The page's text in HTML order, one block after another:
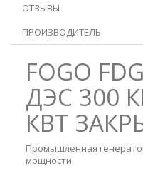
ОТЗЫВЫ
ПРОИЗВОДИТЕЛЬ
FOGO
ДЭС 300
КВТ
Промышленная
мощности.